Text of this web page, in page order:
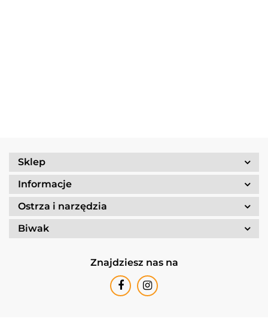
Sklep
Informacje
Ostrza i narzędzia
Biwak
Znajdziesz nas na